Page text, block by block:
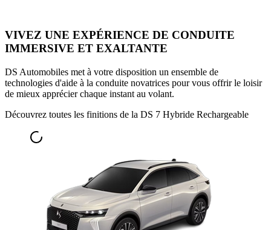
VIVEZ UNE EXPÉRIENCE DE CONDUITE
IMMERSIVE ET EXALTANTE
DS Automobiles met à votre disposition un ensemble de
technologies d'aide à la conduite novatrices pour vous offrir le loisir
de mieux apprécier chaque instant au volant.
Découvrez toutes les finitions de la DS 7 Hybride Rechargeable